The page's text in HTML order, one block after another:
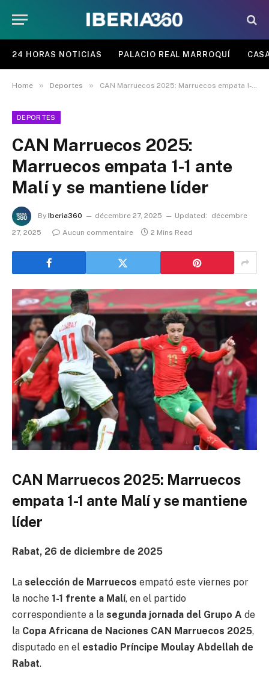
24 HORAS NOTICIAS PALACIO REAL MARROQUÍ
Home » Deportes » CAN Marruecos 2025: Marruecos empata 1-1 ante Malí y se mantiene líder
DEPORTES
CAN Marruecos 2025:
Marruecos empata 1-1 ante
Malí y se mantiene líder
By Iberia360 décembre 27, 2025 Updated:
décembre
27, 2025
Aucun commentaire 2 Mins Read
CAN Marruecos 2025: Marruecos
empata 1-1 ante Malí y se mantiene
líder
Rabat, 26 de diciembre de 2025
La selección de Marruecos empató este viernes por
la noche 1-1 frente a Malí, en el partido
correspondiente a la segunda jornada del Grupo A de
la Copa Africana de Naciones CAN Marruecos 2025,
disputado en el estadio Príncipe Moulay Abdellah de
Rabat.